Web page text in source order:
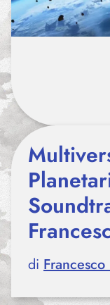
di